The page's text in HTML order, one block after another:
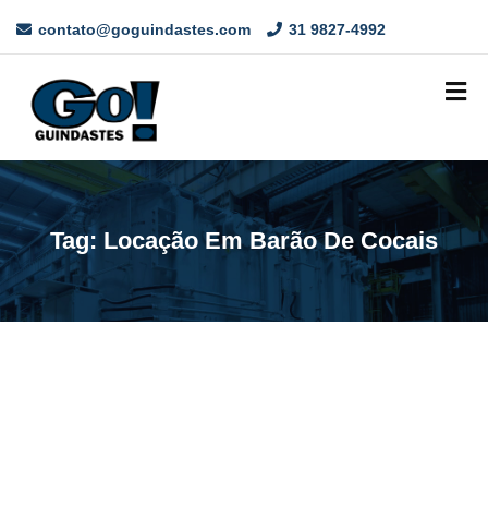
contato@goguindastes.com 31 9827-4992
Tag: Locação Em Barão De Cocais